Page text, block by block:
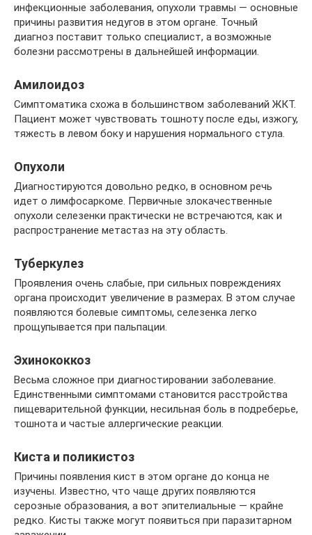
инфекционные заболевания, опухоли травмы — основные
причины развития недугов в этом органе. Точный
диагноз поставит только специалист, а возможные
болезни рассмотрены в дальнейшей информации.
Амилоидоз
Симптоматика схожа в большинством заболеваний ЖКТ.
Пациент может чувствовать тошноту после еды, изжогу,
тяжесть в левом боку и нарушения нормального стула.
Опухоли
Диагностируются довольно редко, в основном речь
идет о лимфосаркоме. Первичные злокачественные
опухоли селезенки практически не встречаются, как и
распространение метастаз на эту область.
Туберкулез
Проявления очень слабые, при сильных повреждениях
органа происходит увеличение в размерах. В этом случае
появляются болевые симптомы, селезенка легко
прощупывается при пальпации.
Эхинококкоз
Весьма сложное при диагностировании заболевание.
Единственными симптомами становится расстройства
пищеварительной функции, несильная боль в подреберье,
тошнота и частые аллергические реакции.
Киста и поликистоз
Причины появления кист в этом органе до конца не
изучены. Известно, что чаще других появляются
серозные образования, а вот эпителиальные — крайне
редко. Кисты также могут появиться при паразитарном